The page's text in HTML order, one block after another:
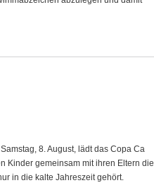
8. August, lädt das Copa Ca
Kinder gemeinsam mit ihren Eltern die
in die kalte Jahreszeit gehört.